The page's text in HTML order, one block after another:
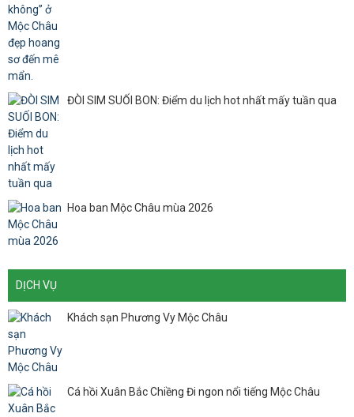
ĐÒI SIM SUỐI BON: Điểm du lịch hot nhất mấy tuần qua
Hoa ban Mộc Châu mùa 2026
DỊCH VỤ
Khách sạn Phương Vy Mộc Châu
Cá hồi Xuân Bắc Chiềng Đi ngon nổi tiếng Mộc Châu